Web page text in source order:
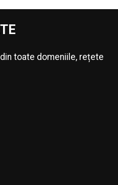
toate domeniile, rețete